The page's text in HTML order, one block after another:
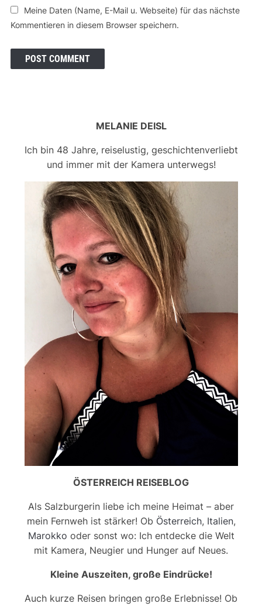
Meine Daten (Name, E-Mail u. Webseite) für das nächste
Kommentieren in diesem Browser speichern.
MELANIE DEISL
Ich bin 48 Jahre, reiselustig, geschichtenverliebt
und immer mit der Kamera unterwegs!
ÖSTERREICH REISEBLOG
Als Salzburgerin liebe ich meine Heimat – aber
mein Fernweh ist stärker! Ob Österreich, Italien,
Marokko oder sonst wo: Ich entdecke die Welt
mit Kamera, Neugier und Hunger auf Neues.
Kleine Auszeiten, große Eindrücke!
Auch kurze Reisen bringen große Erlebnisse! Ob